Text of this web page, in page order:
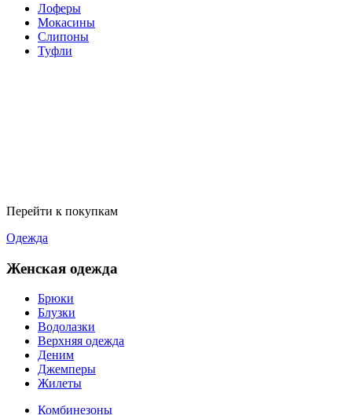
Лоферы
Мокасины
Слипоны
Туфли
Перейти к покупкам
Одежда
Женская одежда
Брюки
Блузки
Водолазки
Верхняя одежда
Деним
Джемперы
Жилеты
Комбинезоны